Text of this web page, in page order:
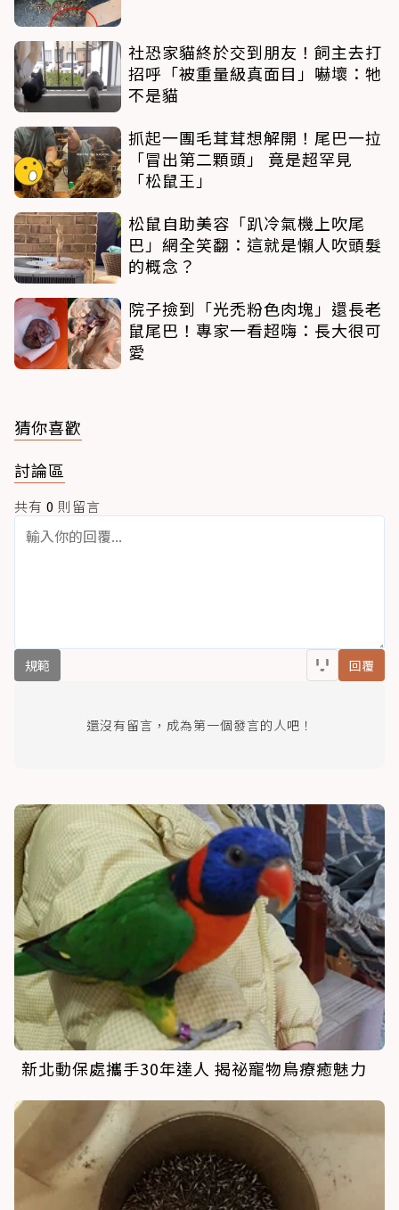
社恐家貓終於交到朋友！飼主去打
招呼「被重量級真面目」嚇壞：牠
不是貓
抓起一團毛茸茸想解開！尾巴一拉
「冒出第二顆頭」 竟是超罕見
「松鼠王」
松鼠自助美容「趴冷氣機上吹尾
巴」網全笑翻：這就是懶人吹頭髮
的概念？
院子撿到「光禿粉色肉塊」還長老
鼠尾巴！專家一看超嗨：長大很可
愛
猜你喜歡
討論區
共有 0 則留言
規範 回覆
還沒有留言，成為第一個發言的人吧！
新北動保處攜手30年達人 揭祕寵物鳥療癒魅力